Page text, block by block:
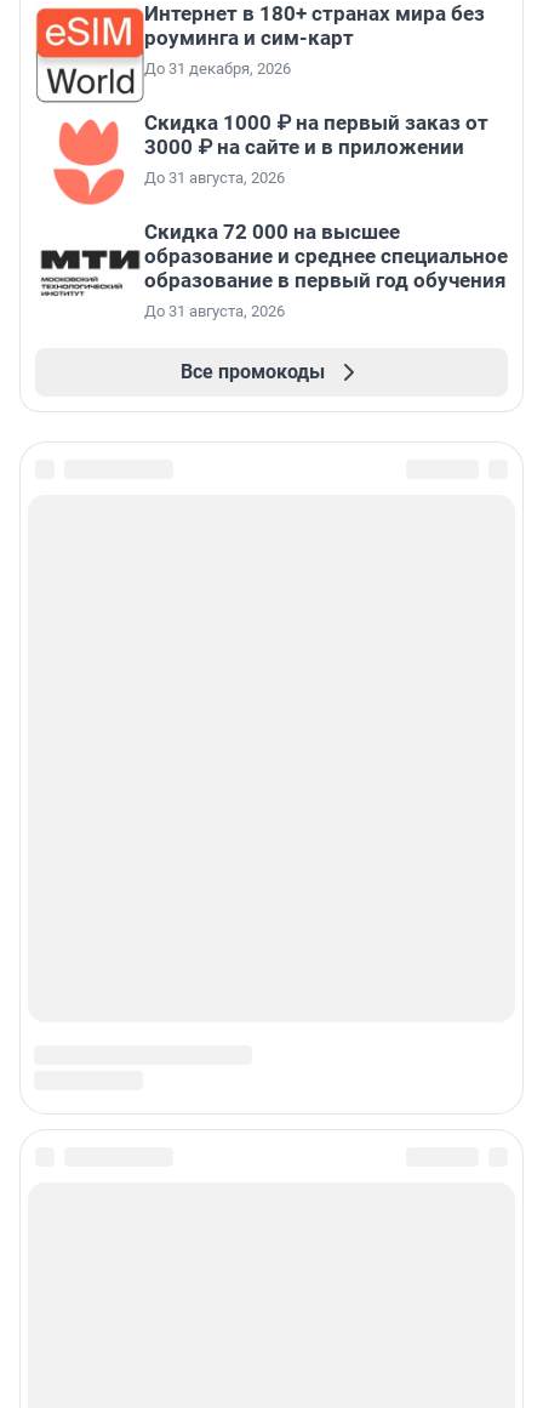
Интернет в 180+ странах мира без
роуминга и сим-карт
До 31 декабря, 2026
Скидка 1000 ₽ на первый заказ от
3000 ₽ на сайте и в приложении
До 31 августа, 2026
Скидка 72 000 на высшее
образование и среднее специальное
образование в первый год обучения
До 31 августа, 2026
Все промокоды